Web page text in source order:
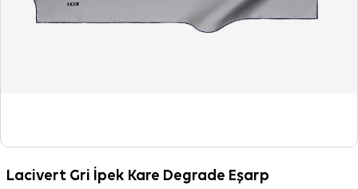
Lacivert Gri İpek Kare Degrade Eşarp